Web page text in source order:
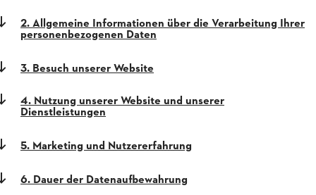
2. Allgemeine Informationen über die Verarbeitung Ihrer
personenbezogenen Daten
3. Besuch unserer Website
4. Nutzung unserer Website und unserer
Dienstleistungen
5. Marketing und Nutzererfahrung
6. Dauer der Datenaufbewahrung